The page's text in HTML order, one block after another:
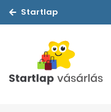
Startlap